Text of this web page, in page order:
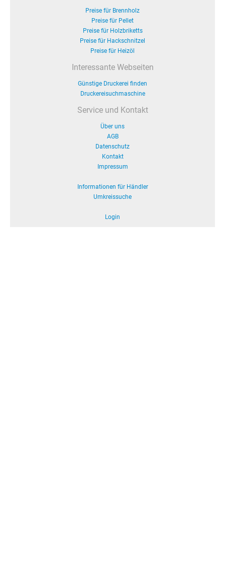
Preise für Brennholz
Preise für Pellet
Preise für Holzbriketts
Preise für Hackschnitzel
Preise für Heizöl
Interessante Webseiten
Günstige Druckerei finden
Druckereisuchmaschine
Service und Kontakt
Über uns
AGB
Datenschutz
Kontakt
Impressum
Informationen für Händler
Umkreissuche
Login